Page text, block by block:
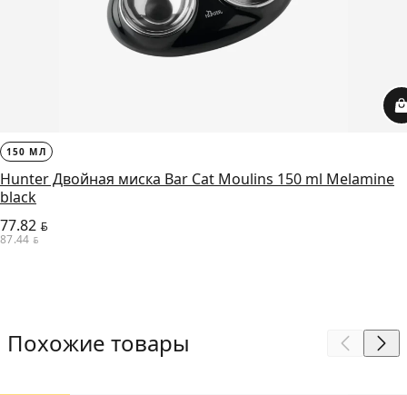
150 МЛ
Hunter Двойная миска Bar Cat Moulins 150 ml Melamine
black
77.82 BYN
87.44 BYN
Похожие товары